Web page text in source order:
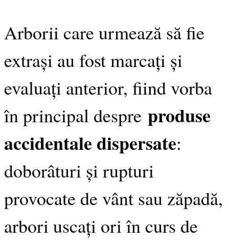
Arborii care urmează să fie
extrași au fost marcați și
evaluați anterior, fiind vorba
în principal despre produse
accidentale dispersate:
doborâturi și rupturi
provocate de vânt sau zăpadă,
arbori uscați ori în curs de